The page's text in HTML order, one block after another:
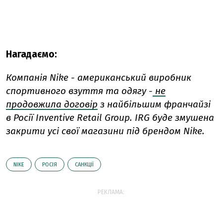
Нагадаємо:
Компанія Nike - американський виробник
спортивного взуття та одягу - не
продовжила договір з найбільшим франчайзі
в Росії Inventive Retail Group. IRG буде змушена
закрити усі свої магазини під брендом Nike.
NIKE РОСІЯ САНКЦІЇ
РЕКЛАМА: